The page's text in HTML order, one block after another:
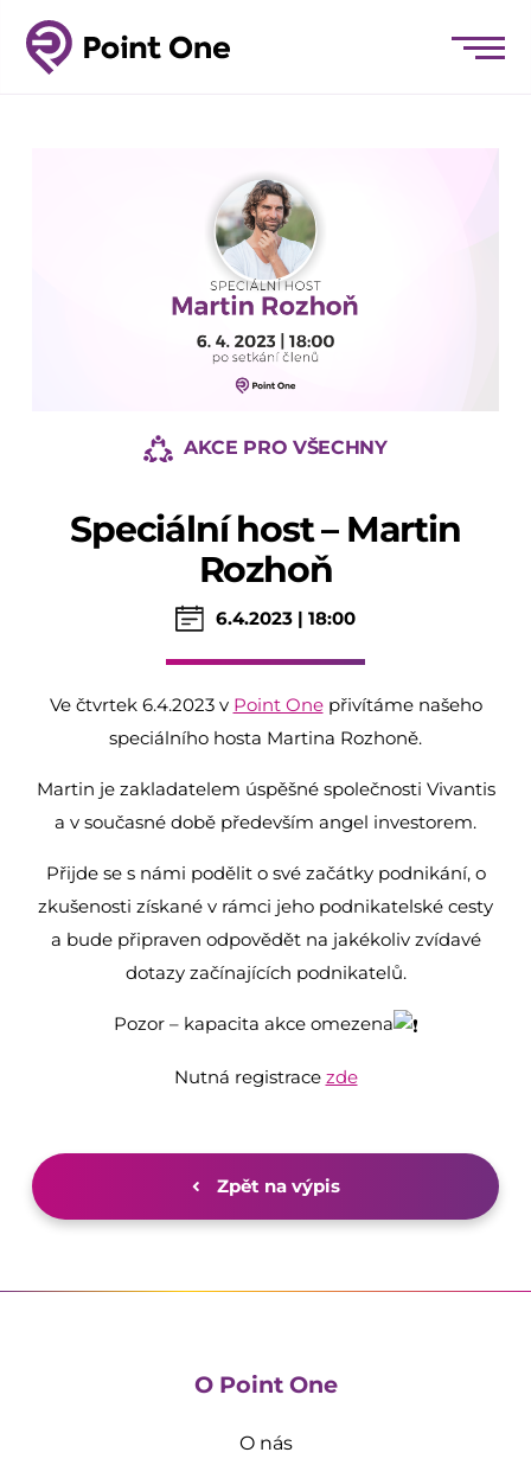
AKCE PRO VŠECHNY
Speciální host – Martin
Rozhoň
6.4.2023 | 18:00
Ve čtvrtek 6.4.2023 v Point Onepřivítáme našeho
speciálního hosta Martina Rozhoně.
Martin je zakladatelem úspěšné společnosti Vivantis
a v současné době především angel investorem.
Přijde se s námi podělit o své začátky podnikání, o
zkušenosti získané v rámci jeho podnikatelské cesty
a bude připraven odpovědět na jakékoliv zvídavé
dotazy začínajících podnikatelů.
Pozor – kapacita akce omezena
Nutná registrace zde
Zpět na výpis
O Point One
O nás